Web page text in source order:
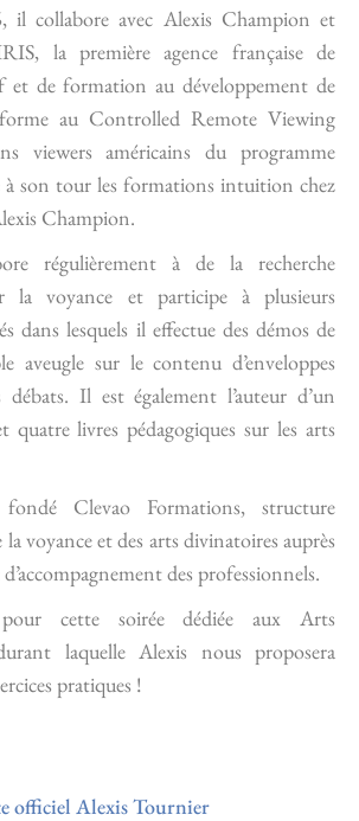
collabore avec Alexis Champion et
la première agence française de
de formation au développement de
au Controlled Remote Viewing
viewers américains du programme
à son tour les formations intuition chez
Champion.
régulièrement à de la recherche
la voyance et participe à plusieurs
dans lesquels il effectue des démos de
aveugle sur le contenu d’enveloppes
Il est également l’auteur d’un
quatre livres pédagogiques sur les arts
Clevao Formations, structure
la voyance et des arts divinatoires auprès
des professionnels.
pour cette soirée dédiée aux Arts
laquelle Alexis nous proposera
pratiques !
officiel Alexis Tournier